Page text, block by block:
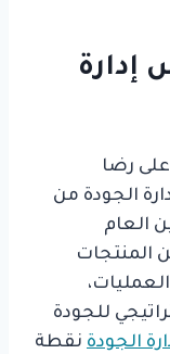
إدارة
رضا
الجودة من
العام
المنتجات
للجودة
الجودة نقطة